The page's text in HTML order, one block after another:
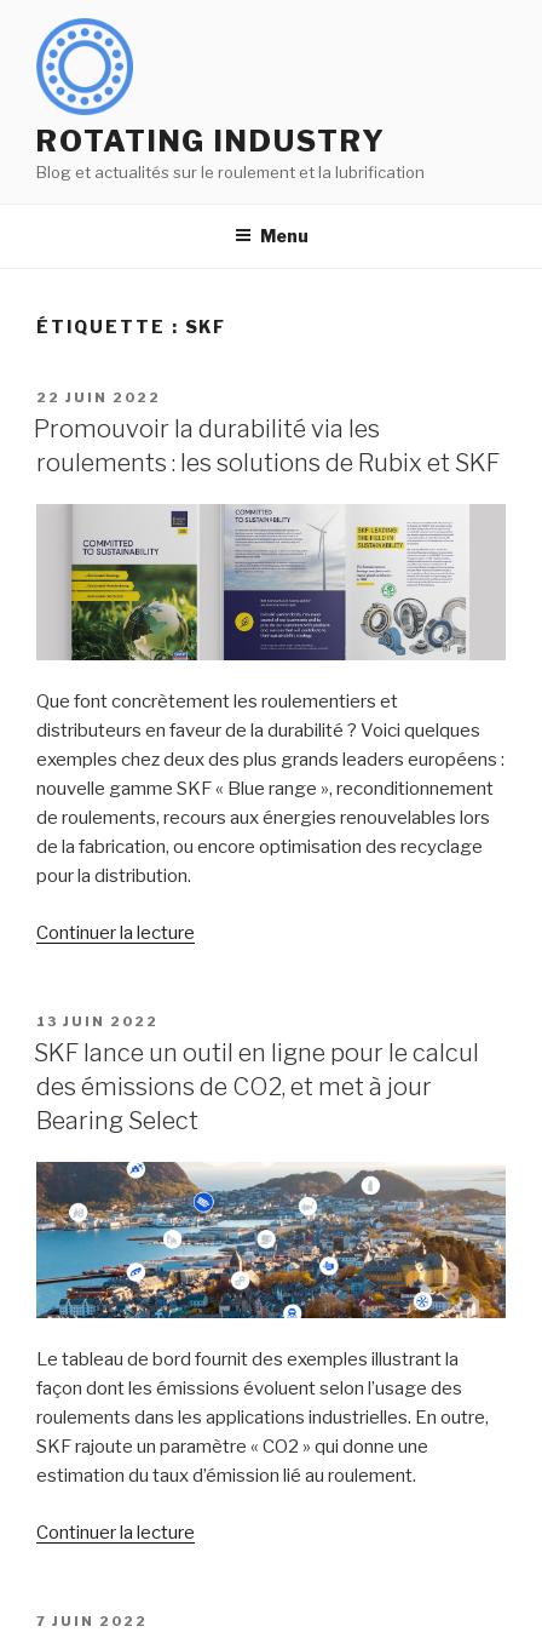
contenu
principal
ROTATING INDUSTRY
Blog et actualités sur le roulement et la lubrification
Menu
ÉTIQUETTE : SKF
PUBLIÉ
LE
22 JUIN 2022
Promouvoir la durabilité via les
roulements : les solutions de Rubix et SKF
Que font concrètement les roulementiers et
distributeurs en faveur de la durabilité ? Voici quelques
exemples chez deux des plus grands leaders européens :
nouvelle gamme SKF « Blue range », reconditionnement
de roulements, recours aux énergies renouvelables lors
de la fabrication, ou encore optimisation des recyclage
pour la distribution.
Continuer la lecture
via
les
roulements
:
les
solutions
de
Rubix
et
SKF »
PUBLIÉ
LE
13 JUIN 2022
SKF lance un outil en ligne pour le calcul
des émissions de CO2, et met à jour
Bearing Select
Le tableau de bord fournit des exemples illustrant la
façon dont les émissions évoluent selon l’usage des
roulements dans les applications industrielles. En outre,
SKF rajoute un paramètre « CO2 » qui donne une
estimation du taux d’émission lié au roulement.
Continuer la lecture
PUBLIÉ
7 JUIN 2022